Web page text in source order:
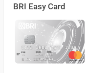
BRI Easy Card